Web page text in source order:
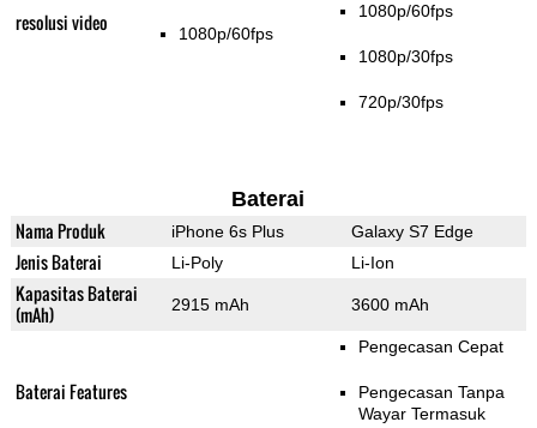
resolusi video 1080p/60fps
1080p/60fps
1080p/30fps
720p/30fps
Baterai
Nama Produk iPhone 6s Plus Galaxy S7 Edge
Jenis Baterai Li-Poly Li-Ion
Kapasitas Baterai
(mAh)
2915 mAh 3600 mAh
Baterai Features
Pengecasan Cepat
Pengecasan Tanpa
Wayar Termasuk